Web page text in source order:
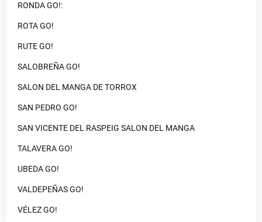
RONDA GO!:
ROTA GO!
RUTE GO!
SALOBREÑA GO!
SALON DEL MANGA DE TORROX
SAN PEDRO GO!
SAN VICENTE DEL RASPEIG SALON DEL MANGA
TALAVERA GO!
UBEDA GO!
VALDEPEÑAS GO!
VÉLEZ GO!